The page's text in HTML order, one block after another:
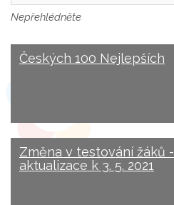
vzdělávání
Nepřehlédněte
Českých 100 Nejlepších
Změna v testování žáků -
aktualizace k 3. 5. 2021